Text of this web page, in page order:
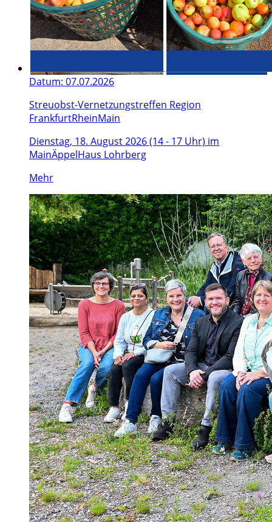
Datum: 07.07.2026
Streuobst-Vernetzungstreffen Re‌gion
FrankfurtRheinMain
Dienstag, 18. August 2026 (14 - 17 Uhr) im
MainÄppelHaus Lohrberg
Mehr